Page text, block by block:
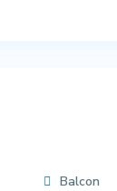
Balcon